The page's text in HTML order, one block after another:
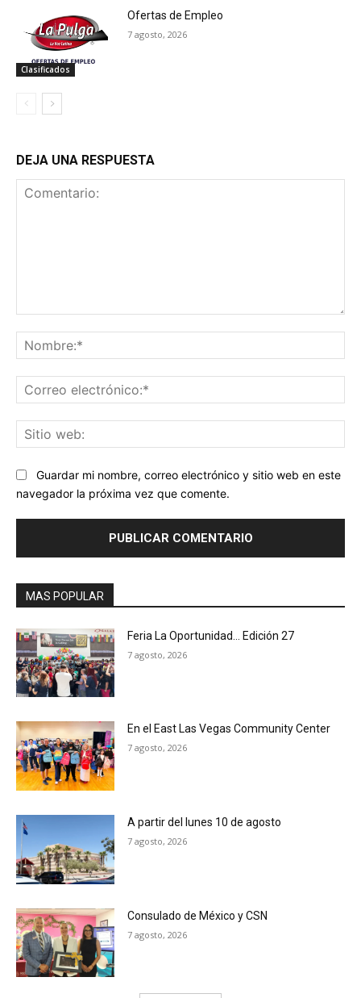
Clasificados
Ofertas de Empleo
7 agosto, 2026
DEJA UNA RESPUESTA
Guardar mi nombre, correo electrónico y sitio web en este
navegador la próxima vez que comente.
MAS POPULAR
Feria La Oportunidad… Edición 27
7 agosto, 2026
En el East Las Vegas Community Center
7 agosto, 2026
A partir del lunes 10 de agosto
7 agosto, 2026
Consulado de México y CSN
7 agosto, 2026